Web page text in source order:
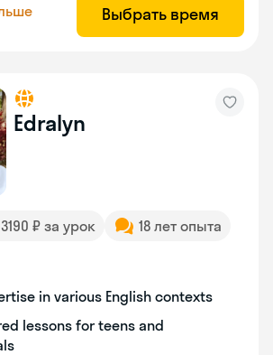
Выбрать время
Edralyn
₽ за урок
18 лет опыта
in various English contexts
lessons for teens and